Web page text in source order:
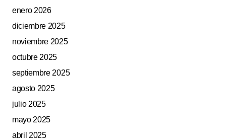
enero 2026
diciembre 2025
noviembre 2025
octubre 2025
septiembre 2025
agosto 2025
julio 2025
mayo 2025
abril 2025